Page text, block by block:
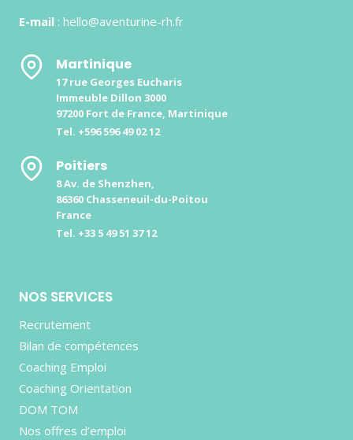
E-mail : hello@aventurine-rh.fr
Martinique
17 rue Georges Eucharis
Immeuble Dillon 3000
97200 Fort de France, Martinique
Tel. +596 596 49 02 12
Poitiers
8 Av. de Shenzhen,
86360 Chasseneuil-du-Poitou
France
Tel. +33 5 49 51 37 12
NOS SERVICES
Recrutement
Bilan de compétences
Coaching Emploi
Coaching Orientation
DOM TOM
Nos offres d’emploi